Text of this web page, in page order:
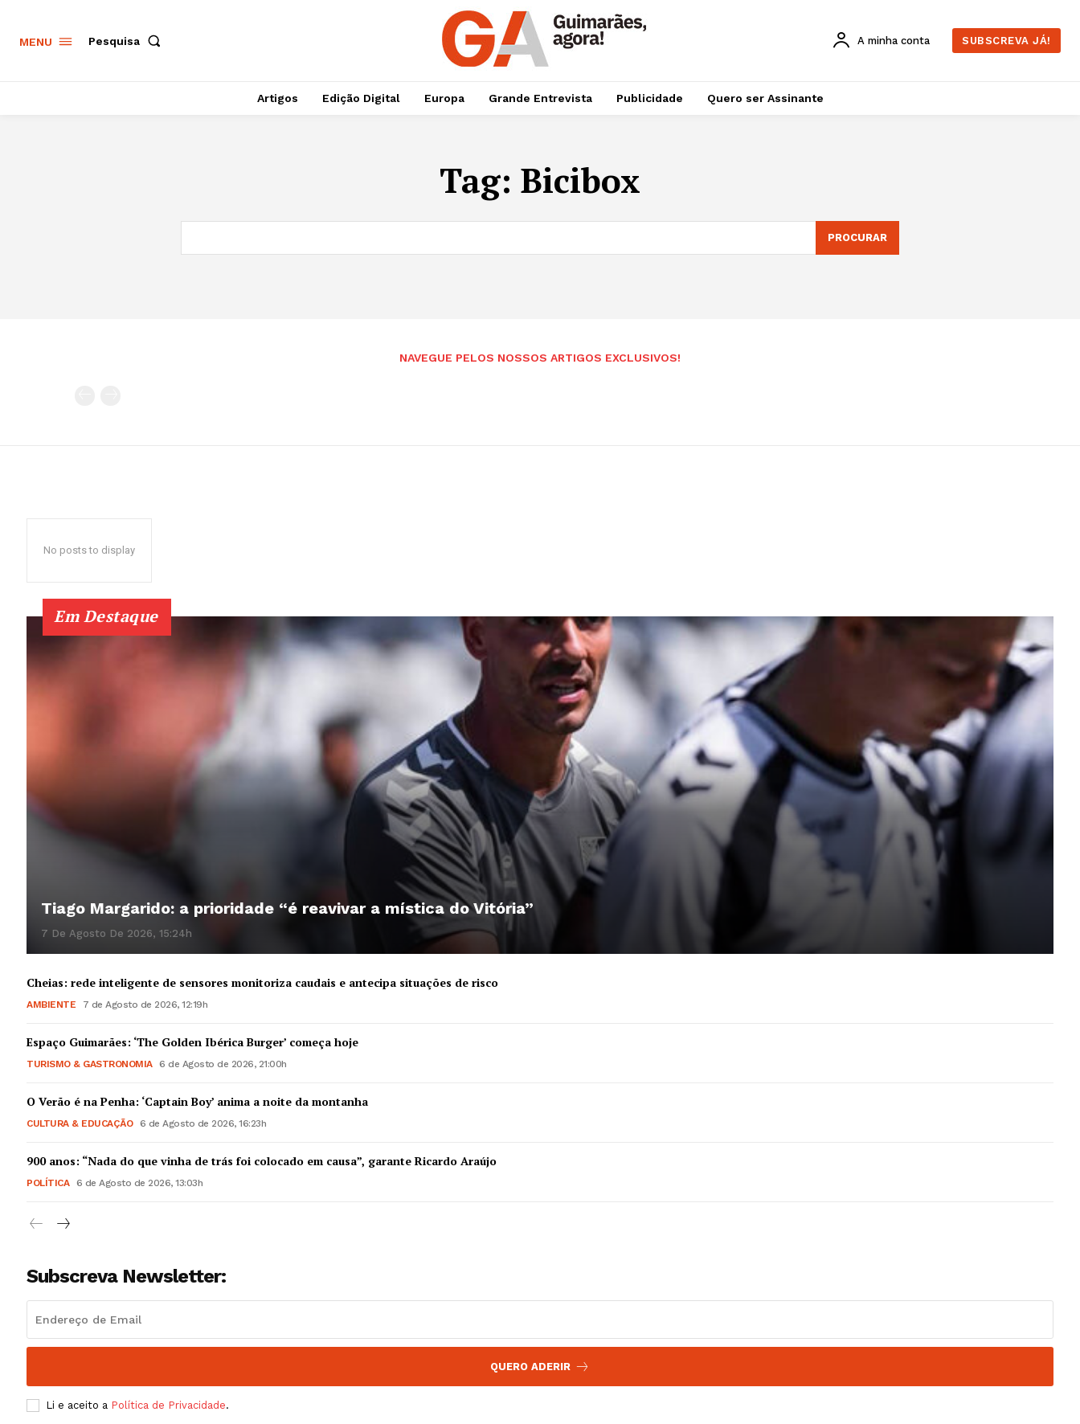
Guimarães, agora!
MENU Pesquisa A minha conta SUBSCREVA JÁ!
Artigos Edição Digital Europa Grande Entrevista Publicidade Quero ser Assinante
Tag: Bicibox
PROCURAR
NAVEGUE PELOS NOSSOS ARTIGOS EXCLUSIVOS!
No posts to display
Em Destaque
Tiago Margarido: a prioridade “é reavivar a mística do Vitória”
7 De Agosto De 2026, 15:24h
Cheias: rede inteligente de sensores monitoriza caudais e antecipa situações de risco
AMBIENTE 7 de Agosto de 2026, 12:19h
Espaço Guimarães: ‘The Golden Ibérica Burger’ começa hoje
TURISMO & GASTRONOMIA 6 de Agosto de 2026, 21:00h
O Verão é na Penha: ‘Captain Boy’ anima a noite da montanha
CULTURA & EDUCAÇÃO 6 de Agosto de 2026, 16:23h
900 anos: “Nada do que vinha de trás foi colocado em causa”, garante Ricardo Araújo
POLÍTICA 6 de Agosto de 2026, 13:03h
Subscreva Newsletter:
QUERO ADERIR
Li e aceito a Política de Privacidade.